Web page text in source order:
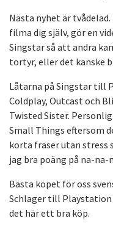
Nästa nyhet är
filma dig själv, gör en
Singstar så att andra
tortyr, eller det kanske
Låtarna på Singstar till
Coldplay, Outcast och
Twisted Sister.
Small Things eftersom
korta fraser utan stress
jag bra poäng på na-na-
Bästa köpet för oss
Schlager till Playstation
det här ett bra köp.